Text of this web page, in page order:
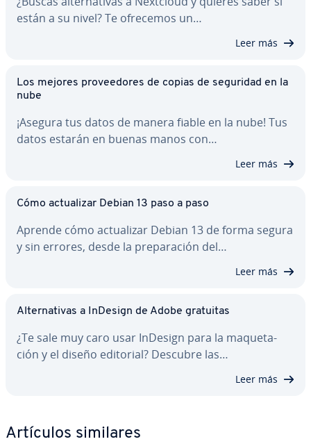
están a su nivel? Te ofrecemos un…
Leer más
Los mejores pro­vee­do­res de copias de seguridad en la
nube
¡Asegura tus datos de manera fiable en la nube! Tus
datos estarán en buenas manos con…
Leer más
Cómo ac­tua­li­zar Debian 13 paso a paso
Aprende cómo ac­tua­li­zar Debian 13 de forma segura
y sin errores, desde la pre­pa­ra­ción del…
Leer más
Al­te­r­na­ti­vas a InDesign de Adobe gratuitas
¿Te sale muy caro usar InDesign para la ma­que­ta­
ción y el diseño editorial? Descubre las…
Leer más
Artículos similares